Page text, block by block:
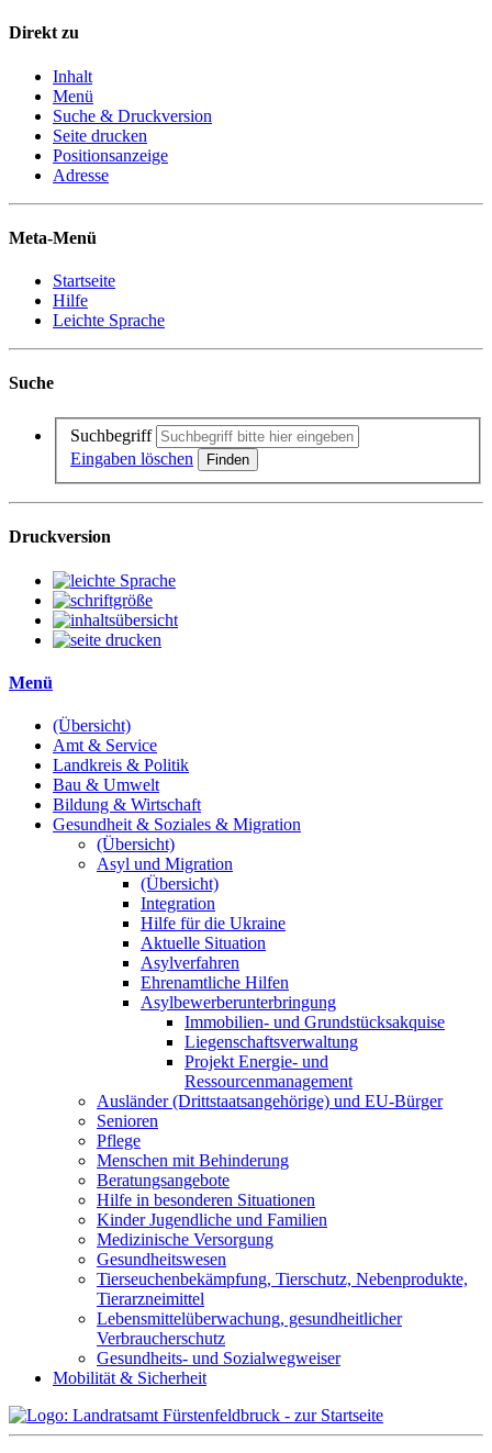
Direkt zu
Inhalt
Menü
Suche & Druckversion
Seite drucken
Positionsanzeige
Adresse
Meta-Menü
Startseite
Hilfe
Leichte Sprache
Suche
Suchbegriff
Eingaben löschen
Druckversion
Menü
(Übersicht)
Amt & Service
Landkreis & Politik
Bau & Umwelt
Bildung & Wirtschaft
Gesundheit & Soziales & Migration
(Übersicht)
Asyl und Migration
(Übersicht)
Integration
Hilfe für die Ukraine
Aktuelle Situation
Asylverfahren
Ehrenamtliche Hilfen
Asylbewerberunterbringung
Immobilien- und Grundstücksakquise
Liegenschaftsverwaltung
Projekt Energie- und
Ressourcenmanagement
Ausländer (Drittstaatsangehörige) und EU-Bürger
Senioren
Pflege
Menschen mit Behinderung
Beratungsangebote
Hilfe in besonderen Situationen
Kinder Jugendliche und Familien
Medizinische Versorgung
Gesundheitswesen
Tierseuchenbekämpfung, Tierschutz, Nebenprodukte,
Tierarzneimittel
Lebensmittelüberwachung, gesundheitlicher
Verbraucherschutz
Gesundheits- und Sozialwegweiser
Mobilität & Sicherheit